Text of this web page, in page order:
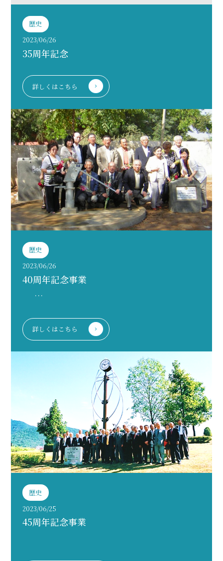
歴史
2023/06/26
35周年記念
詳しくはこちら
歴史
2023/06/26
40周年記念事業
…
詳しくはこちら
歴史
2023/06/25
45周年記念事業